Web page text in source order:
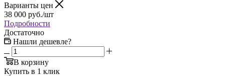
Варианты цен
38 000 руб./шт
Подробности
Достаточно
Нашли дешевле?
В корзину
Купить в 1 клик